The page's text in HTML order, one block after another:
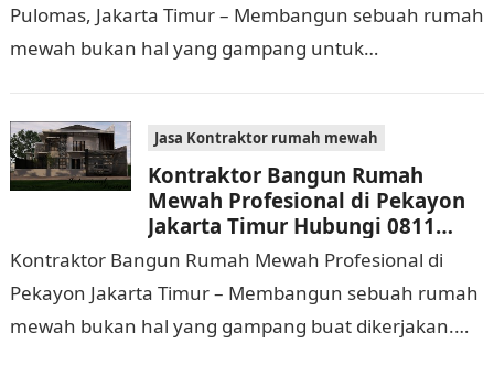
Pulomas, Jakarta Timur – Membangun sebuah rumah
mewah bukan hal yang gampang untuk
Jasa Kontraktor rumah mewah
Kontraktor Bangun Rumah
Mewah Profesional di Pekayon
Jakarta Timur Hubungi 0811
9933 588
Kontraktor Bangun Rumah Mewah Profesional di
Pekayon Jakarta Timur – Membangun sebuah rumah
mewah bukan hal yang gampang buat dikerjakan.